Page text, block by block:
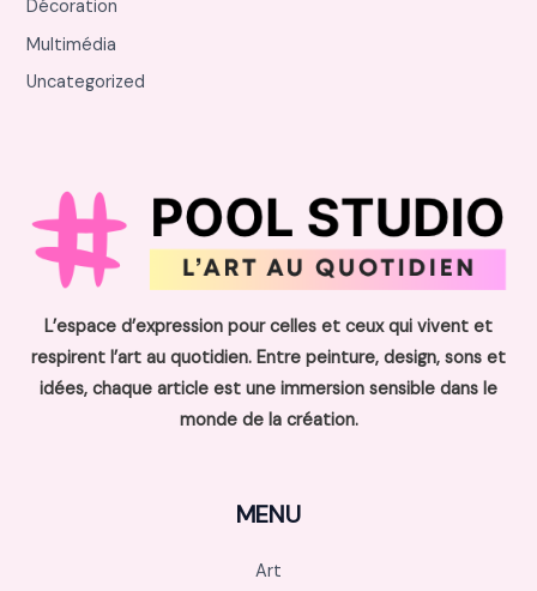
Décoration
Multimédia
Uncategorized
L’espace d’expression pour celles et ceux qui vivent et
respirent l’art au quotidien. Entre peinture, design, sons et
idées, chaque article est une immersion sensible dans le
monde de la création.
MENU
Art